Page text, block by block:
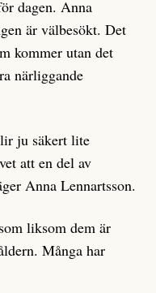
dagen. Anna
är välbesökt. Det
kommer utan det
närliggande
ju säkert lite
att en del av
Anna Lennartsson.
liksom dem är
Många har